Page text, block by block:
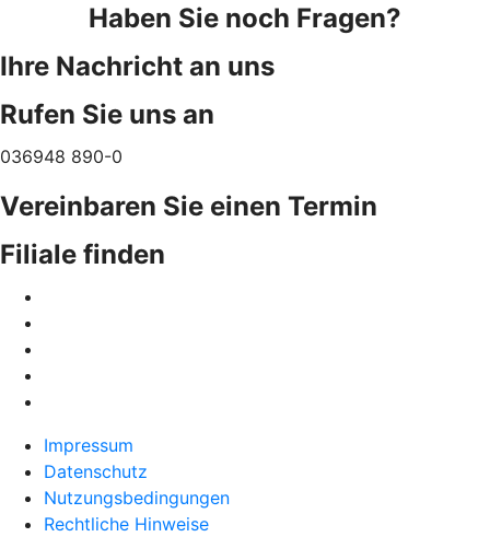
Haben Sie noch Fragen?
Ihre Nachricht an uns
Rufen Sie uns an
036948 890-0
Vereinbaren Sie einen Termin
Filiale finden
Impressum
Datenschutz
Nutzungsbedingungen
Rechtliche Hinweise